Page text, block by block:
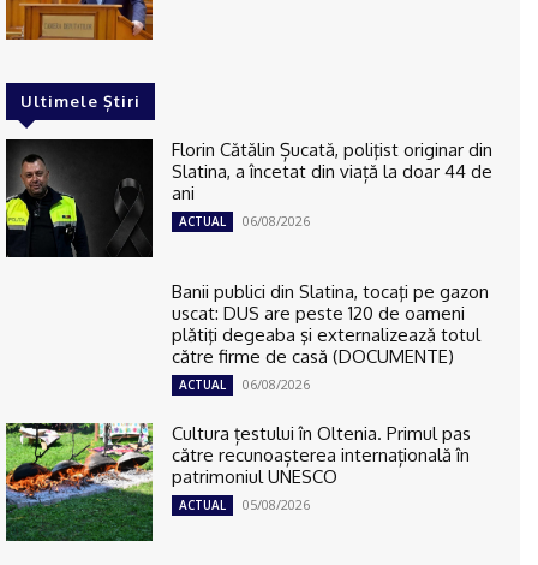
Ultimele Știri
Florin Cătălin Șucată, poliţist originar din
Slatina, a încetat din viață la doar 44 de
ani
ACTUAL 06/08/2026
Banii publici din Slatina, tocaţi pe gazon
uscat: DUS are peste 120 de oameni
plătiţi degeaba şi externalizează totul
către firme de casă (DOCUMENTE)
ACTUAL 06/08/2026
Cultura țestului în Oltenia. Primul pas
către recunoașterea internațională în
patrimoniul UNESCO
ACTUAL 05/08/2026